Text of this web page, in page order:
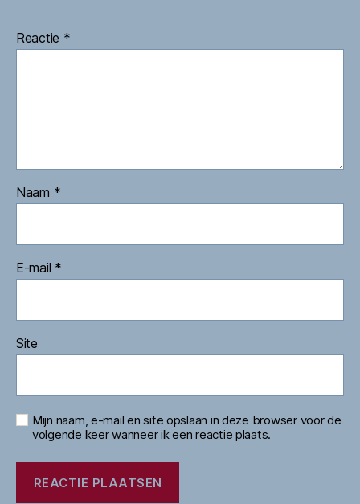
Reactie *
Naam *
E-mail *
Site
Mijn naam, e-mail en site opslaan in deze browser voor de
volgende keer wanneer ik een reactie plaats.